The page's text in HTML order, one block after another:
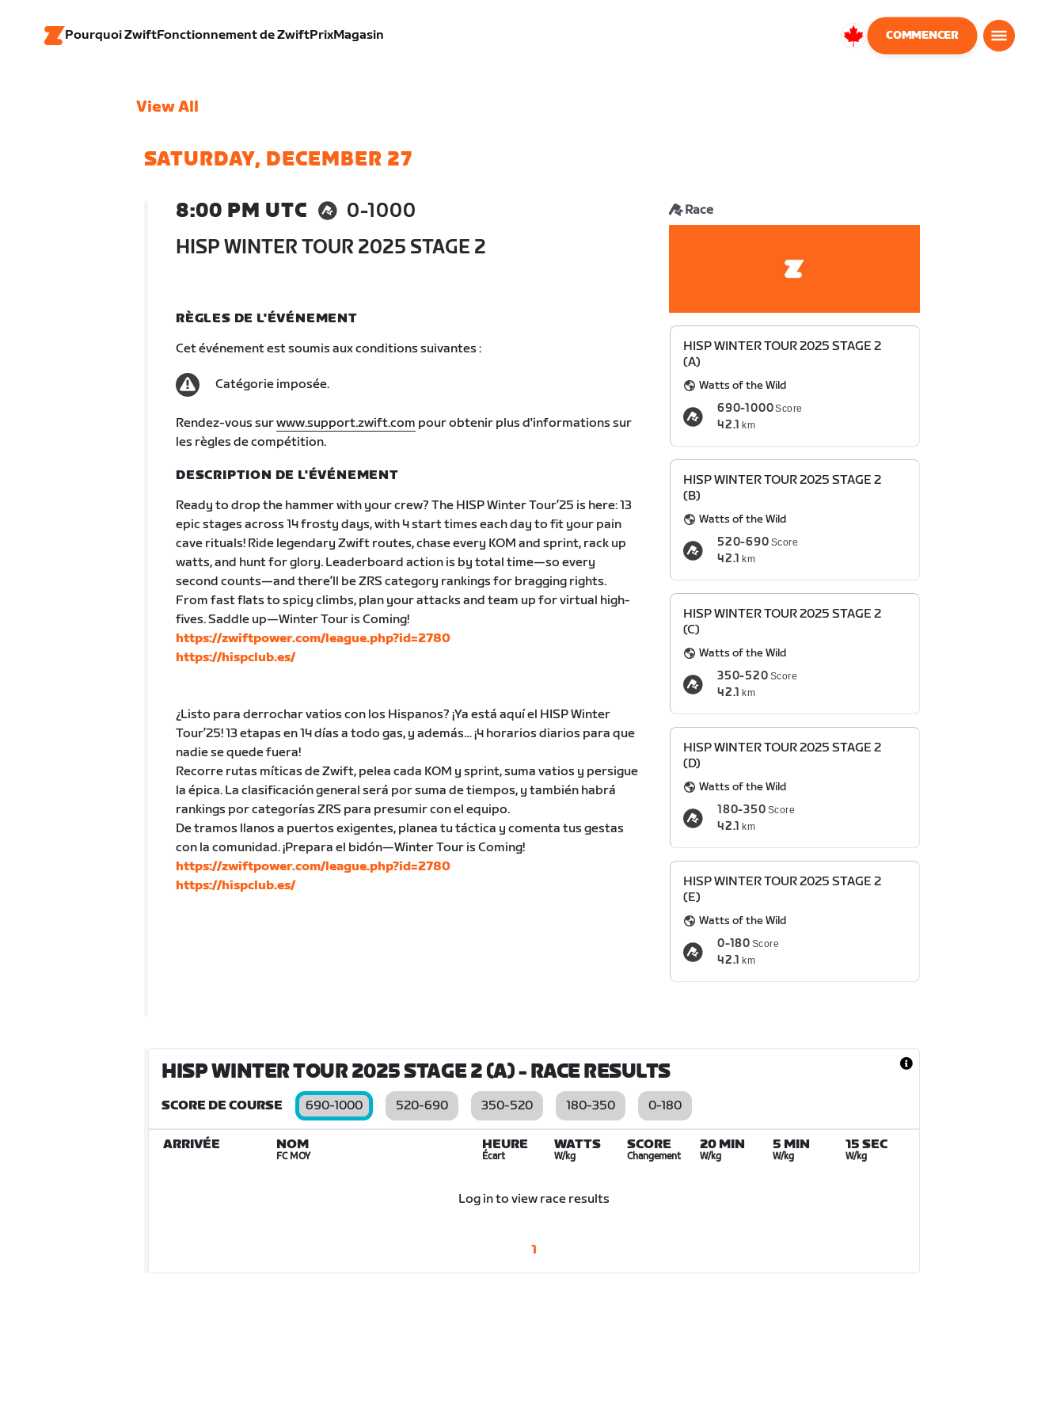
Pourquoi ZwiftFonctionnement de ZwiftPrixMagasin
Canada
COMMENCER
View All
SATURDAY, DECEMBER 27
8:00 PM UTC
0-1000
HISP WINTER TOUR 2025 STAGE 2
Race
RÈGLES DE L'ÉVÉNEMENT
Cet événement est soumis aux conditions suivantes :
Catégorie imposée.
Rendez-vous surwww.support.zwift.com pour obtenir plus d'informations sur
les règles de compétition.
DESCRIPTION DE L'ÉVÉNEMENT
Ready to drop the hammer with your crew? The HISP Winter Tour’25 is here: 13
epic stages across 14 frosty days, with 4 start times each day to fit your pain
cave rituals! Ride legendary Zwift routes, chase every KOM and sprint, rack up
watts, and hunt for glory. Leaderboard action is by total time—so every
second counts—and there’ll be ZRS category rankings for bragging rights.
From fast flats to spicy climbs, plan your attacks and team up for virtual high-
fives. Saddle up—Winter Tour is Coming!
https://zwiftpower.com/league.php?id=2780
https://hispclub.es/
¿Listo para derrochar vatios con los Hispanos? ¡Ya está aquí el HISP Winter
Tour’25! 13 etapas en 14 días a todo gas, y además… ¡4 horarios diarios para que
nadie se quede fuera!
Recorre rutas míticas de Zwift, pelea cada KOM y sprint, suma vatios y persigue
la épica. La clasificación general será por suma de tiempos, y también habrá
rankings por categorías ZRS para presumir con el equipo.
De tramos llanos a puertos exigentes, planea tu táctica y comenta tus gestas
con la comunidad. ¡Prepara el bidón—Winter Tour is Coming!
https://zwiftpower.com/league.php?id=2780
https://hispclub.es/
HISP WINTER TOUR 2025 STAGE 2
(A)
Watts of the Wild
690-1000Score
42.1 km
HISP WINTER TOUR 2025 STAGE 2
(B)
Watts of the Wild
520-690 Score
42.1 km
HISP WINTER TOUR 2025 STAGE 2
(C)
Watts of the Wild
350-520 Score
42.1 km
HISP WINTER TOUR 2025 STAGE 2
(D)
Watts of the Wild
180-350 Score
42.1 km
HISP WINTER TOUR 2025 STAGE 2
(E)
Watts of the Wild
0-180 Score
42.1 km
HISP WINTER TOUR 2025 STAGE 2 (A)- RACE RESULTS
SCORE DE COURSE 690-1000 520-690 350-520 180-350 0-180
ARRIVÉE NOM
FC MOY
HEURE
Écart
WATTS
W/kg
SCORE
Changement
20 MIN
W/kg
5 MIN
W/kg
15 SEC
W/kg
Log in to view race results
1